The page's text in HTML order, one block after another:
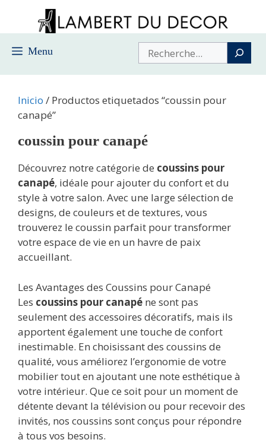
contenido
Menu Buscar
Inicio / Productos etiquetados “coussin pour
canapé”
coussin pour canapé
Découvrez notre catégorie de coussins pour
canapé, idéale pour ajouter du confort et du
style à votre salon. Avec une large sélection de
designs, de couleurs et de textures, vous
trouverez le coussin parfait pour transformer
votre espace de vie en un havre de paix
accueillant.
Les Avantages des Coussins pour Canapé
Les coussins pour canapé ne sont pas
seulement des accessoires décoratifs, mais ils
apportent également une touche de confort
inestimable. En choisissant des coussins de
qualité, vous améliorez l’ergonomie de votre
mobilier tout en ajoutant une note esthétique à
votre intérieur. Que ce soit pour un moment de
détente devant la télévision ou pour recevoir des
invités, nos coussins sont conçus pour répondre
à tous vos besoins.